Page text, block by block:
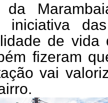
da
iniciativa
de vida
fizeram
vai